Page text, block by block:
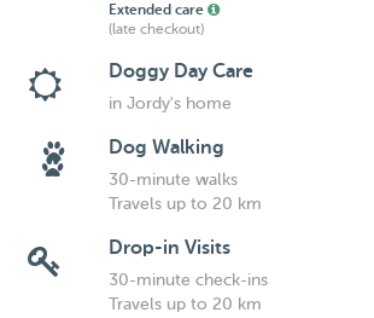
Extended care
(late checkout)
Doggy Day Care
in Jordy's home
Dog Walking
30-minute walks
Travels up to 20 km
Drop-in Visits
30-minute check-ins
Travels up to 20 km